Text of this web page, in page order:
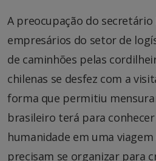
A preocupação do
empresários do setor de
de caminhões pelas
chilenas se desfez com a
forma que permitiu
brasileiro terá para
humanidade em uma viagem
precisam se organizar para